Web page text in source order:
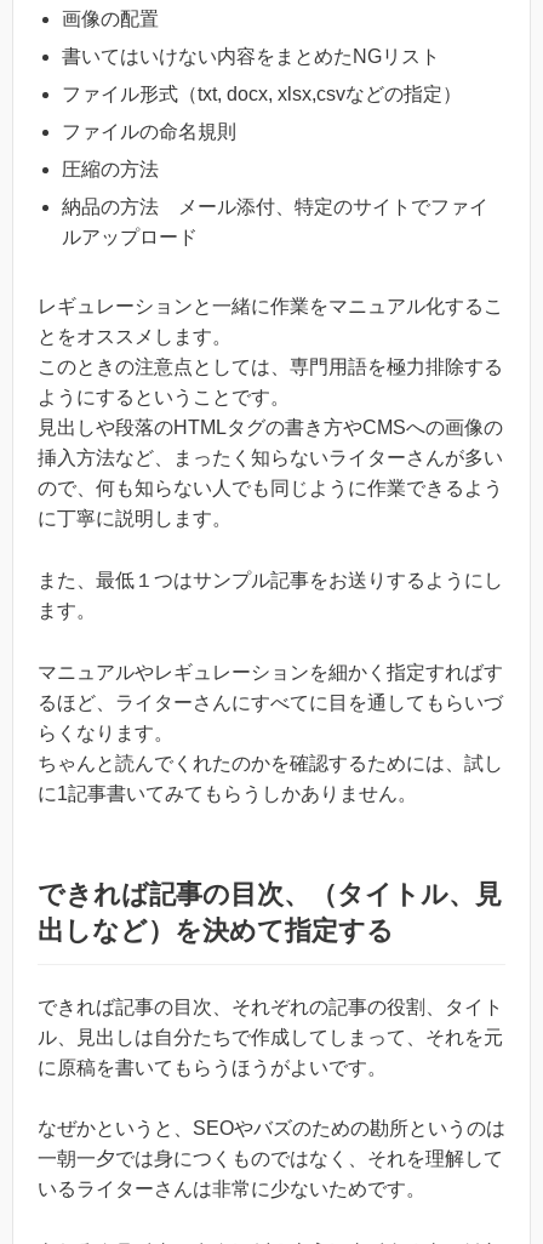
画像の配置
書いてはいけない内容をまとめたNGリスト
ファイル形式（txt, docx, xlsx,csvなどの指定）
ファイルの命名規則
圧縮の方法
納品の方法 メール添付、特定のサイトでファイ
ルアップロード
レギュレーションと一緒に作業をマニュアル化するこ
とをオススメします。
このときの注意点としては、専門用語を極力排除する
ようにするということです。
見出しや段落のHTMLタグの書き方やCMSへの画像の
挿入方法など、まったく知らないライターさんが多い
ので、何も知らない人でも同じように作業できるよう
に丁寧に説明します。
また、最低１つはサンプル記事をお送りするようにし
ます。
マニュアルやレギュレーションを細かく指定すればす
るほど、ライターさんにすべてに目を通してもらいづ
らくなります。
ちゃんと読んでくれたのかを確認するためには、試し
に1記事書いてみてもらうしかありません。
できれば記事の目次、（タイトル、見
出しなど）を決めて指定する
できれば記事の目次、それぞれの記事の役割、タイト
ル、見出しは自分たちで作成してしまって、それを元
に原稿を書いてもらうほうがよいです。
なぜかというと、SEOやバズのための勘所というのは
一朝一夕では身につくものではなく、それを理解して
いるライターさんは非常に少ないためです。